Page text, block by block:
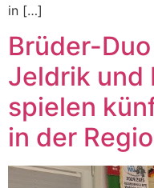
in […]
Brüder-
Jeldrik und
spielen
in der